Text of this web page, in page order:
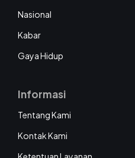
Nasional
Kabar
Gaya Hidup
Informasi
Tentang Kami
Kontak Kami